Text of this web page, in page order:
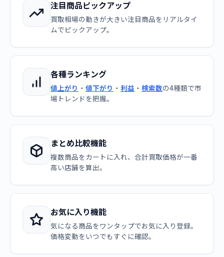
注目商品ピックアップ
買取相場の動きが大きい注目商品をリアルタイ
ムでピックアップ。
各種ランキング
値上がり ・ 値下がり ・ 利益 ・ 検索数の4種類で市
場トレンドを把握。
まとめ比較機能
複数商品をカートに入れ、合計買取価格が一番
高い店舗を算出。
お気に入り機能
気になる商品をワンタップでお気に入り登録。
価格変動をいつでもすぐに確認。